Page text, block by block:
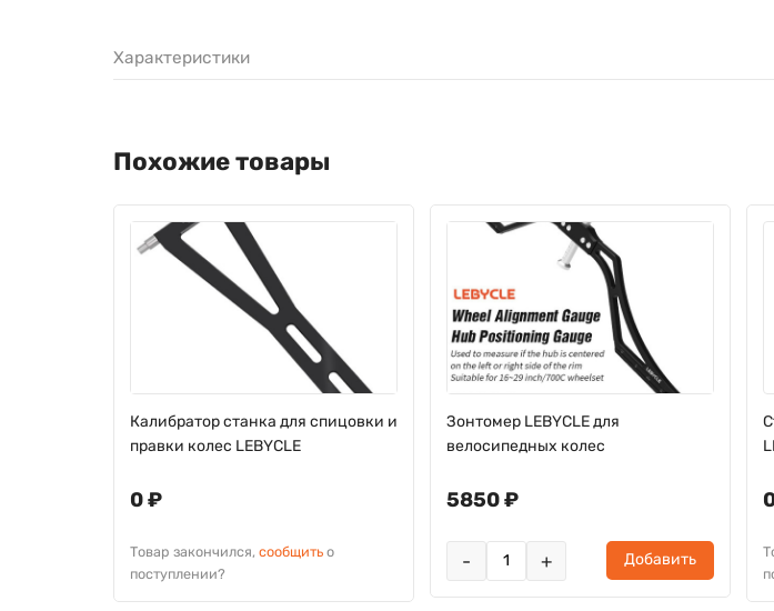
Характеристики
Похожие товары
Калибратор станка для спицовки и
правки колес LEBYCLE
0 ₽
Товар закончился, сообщить о
поступлении?
Зонтомер LEBYCLE для
велосипедных колес
5850 ₽
- + Добавить